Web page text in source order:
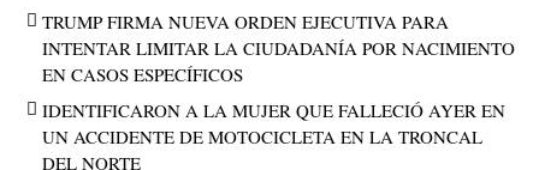
TRUMP FIRMA NUEVA ORDEN EJECUTIVA PARA
INTENTAR LIMITAR LA CIUDADANÍA POR NACIMIENTO
EN CASOS ESPECÍFICOS
IDENTIFICARON A LA MUJER QUE FALLECIÓ AYER EN
UN ACCIDENTE DE MOTOCICLETA EN LA TRONCAL
DEL NORTE